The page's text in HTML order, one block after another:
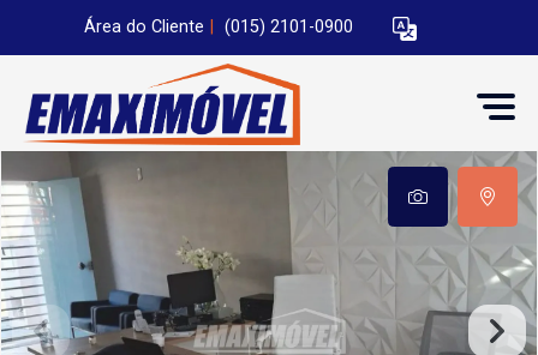
Área do Cliente (015) 2101-0900